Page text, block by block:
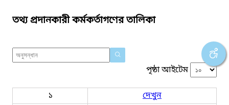
তথ্য প্রদানকারী কর্মকর্তাগণের তালিকা
পৃষ্ঠা আইটেম
১
দেখুন